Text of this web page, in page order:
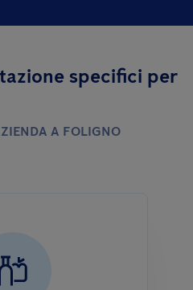
specifici per
A FOLIGNO